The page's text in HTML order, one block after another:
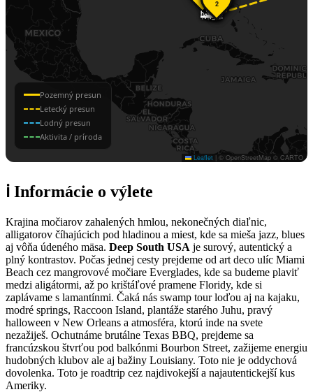
ℹ️ Informácie o výlete
Krajina močiarov zahalených hmlou, nekonečných diaľnic,
alligatorov číhajúcich pod hladinou a miest, kde sa mieša jazz, blues
aj vôňa údeného mäsa. Deep South USA je surový, autentický a
plný kontrastov. Počas jednej cesty prejdeme od art deco ulíc Miami
Beach cez mangrovové močiare Everglades, kde sa budeme plaviť
medzi aligátormi, až po krištáľové pramene Floridy, kde si
zaplávame s lamantínmi. Čaká nás swamp tour loďou aj na kajaku,
modré springs, Raccoon Island, plantáže starého Juhu, pravý
halloween v New Orleans a atmosféra, ktorú inde na svete
nezažiješ. Ochutnáme brutálne Texas BBQ, prejdeme sa
francúzskou štvrťou pod balkónmi Bourbon Street, zažijeme energiu
hudobných klubov ale aj bažiny Louisiany. Toto nie je oddychová
dovolenka. Toto je roadtrip cez najdivokejší a najautentickejší kus
Ameriky.